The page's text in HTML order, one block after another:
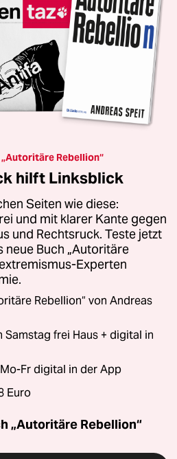
„Autoritäre Rebellion“
hilft Linksblick
Seiten wie diese:
und mit klarer Kante gegen
und Rechtsruck. Teste jetzt
neue Buch „Autoritäre
Experten
Rebellion“ von Andreas
Samstag frei Haus + digital in
Fr digital in der App
Euro
„Autoritäre Rebellion“